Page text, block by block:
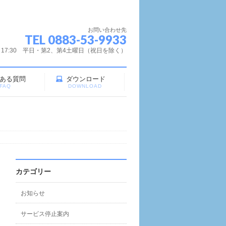
お問い合わせ先
TEL 0883-53-9933
平日・第2、第4土曜日（祝日を除く）
る質問
FAQ
ダウンロード
DOWNLOAD
カテゴリー
お知らせ
サービス停止案内